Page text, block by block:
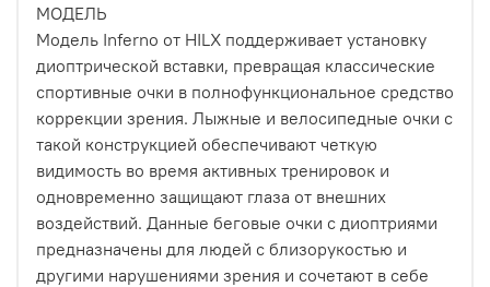
МОДЕЛЬ
Модель Inferno от HILX поддерживает установку
диоптрической вставки, превращая классические
спортивные очки в полнофункциональное средство
коррекции зрения. Лыжные и велосипедные очки с
такой конструкцией обеспечивают четкую
видимость во время активных тренировок и
одновременно защищают глаза от внешних
воздействий. Данные беговые очки с диоптриями
предназначены для людей с близорукостью и
другими нарушениями зрения и сочетают в себе